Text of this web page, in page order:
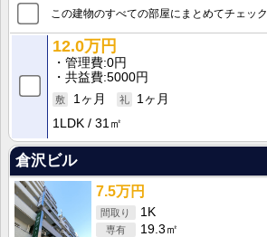
この建物のすべての部屋にまとめてチェック
12.0万円
管理費 0円
共益費 5000円
1ヶ月
1ヶ月
1LDK
31㎡
倉沢ビル
7.5万円
1K
19.3㎡